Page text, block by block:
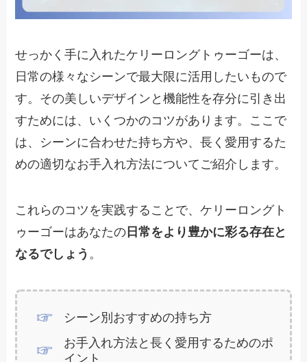
せっかく手に入れたケリーロングトゥーゴーは、
日常の様々なシーンで最大限に活用したいもので
す。その美しいデザインと機能性を存分に引き出
すためには、いくつかのコツがあります。ここで
は、シーンに合わせた持ち方や、長く愛用するた
めの適切なお手入れ方法についてご紹介します。
これらのコツを実践することで、ケリーロングト
ゥーゴーはあなたの 日常をより豊かに彩る存在と
なるでしょう 。
シーン別おすすめの持ち方
お手入れ方法と長く愛用するためのポ
イント